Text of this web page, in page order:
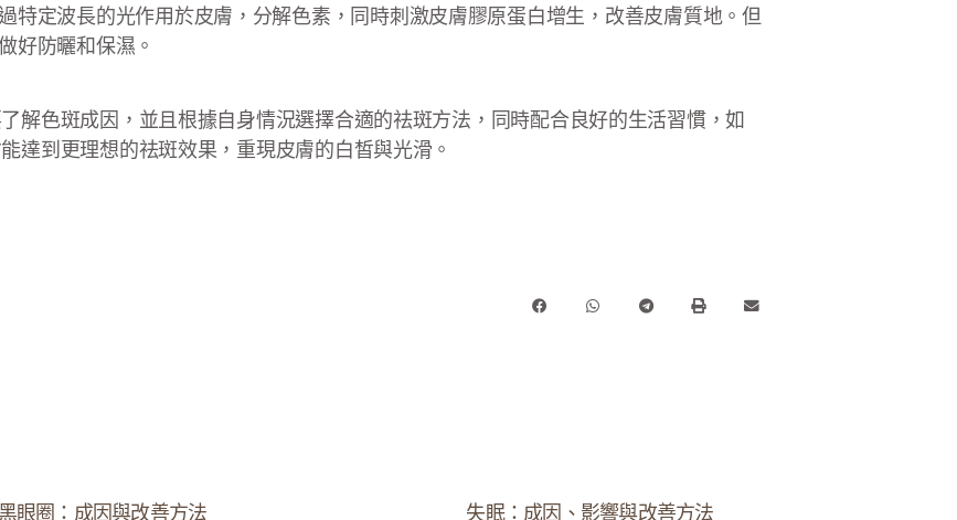
特定波長的光作用於皮膚，分解色素，同時刺激皮膚膠原蛋白增生，改善皮膚質地。但
好防曬和保濕。
解色斑成因，並且根據自身情況選擇合適的祛斑方法，同時配合良好的生活習慣，如
達到更理想的祛斑效果，重現皮膚的白皙與光滑。